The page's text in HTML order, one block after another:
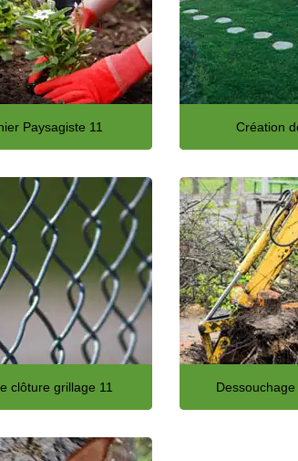
Paysagiste 11 Création
clôture grillage 11